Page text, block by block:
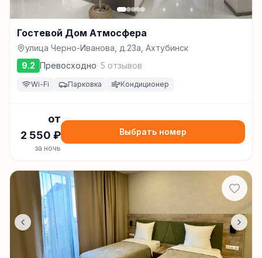
Гостевой Дом Атмосфера
улица Черно-Иванова, д.23а, Ахтубинск
9.2 Превосходно· 5 отзывов
Wi-Fi Парковка Кондиционер
от
2 550 ₽
за ночь
Выбрать номер